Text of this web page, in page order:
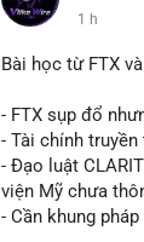
1 h
Bài học từ FTX
- FTX sụp đổ
- Tài chính
- Đạo luật
viện Mỹ chưa
- Cần khung